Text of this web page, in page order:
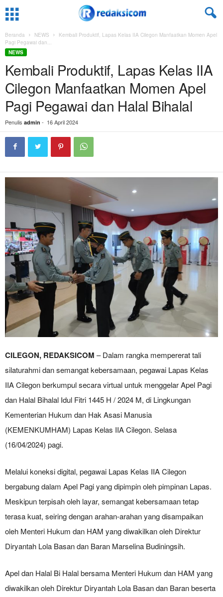
Beranda NEWS
Kembali Produktif, Lapas Kelas IIA Cilegon Manfaatkan Momen Apel
Pagi Pegawai dan...
NEWS
Kembali Produktif, Lapas Kelas IIA
Cilegon Manfaatkan Momen Apel
Pagi Pegawai dan Halal Bihalal
Penulis admin - 16 April 2024
CILEGON, REDAKSICOM – Dalam rangka mempererat tali
silaturahmi dan semangat kebersamaan, pegawai Lapas Kelas
IIA Cilegon berkumpul secara virtual untuk menggelar Apel Pagi
dan Halal Bihalal Idul Fitri 1445 H / 2024 M, di Lingkungan
Kementerian Hukum dan Hak Asasi Manusia
(KEMENKUMHAM) Lapas Kelas IIA Cilegon. Selasa
(16/04/2024) pagi.
Melalui koneksi digital, pegawai Lapas Kelas IIA Cilegon
bergabung dalam Apel Pagi yang dipimpin oleh pimpinan Lapas.
Meskipun terpisah oleh layar, semangat kebersamaan tetap
terasa kuat, seiring dengan arahan-arahan yang disampaikan
oleh Menteri Hukum dan HAM yang diwakilkan oleh Direktur
Diryantah Lola Basan dan Baran Marselina Budiningsih.
Apel dan Halal Bi Halal bersama Menteri Hukum dan HAM yang
diwakilkan oleh Direktur Diryantah Lola Basan dan Baran beserta